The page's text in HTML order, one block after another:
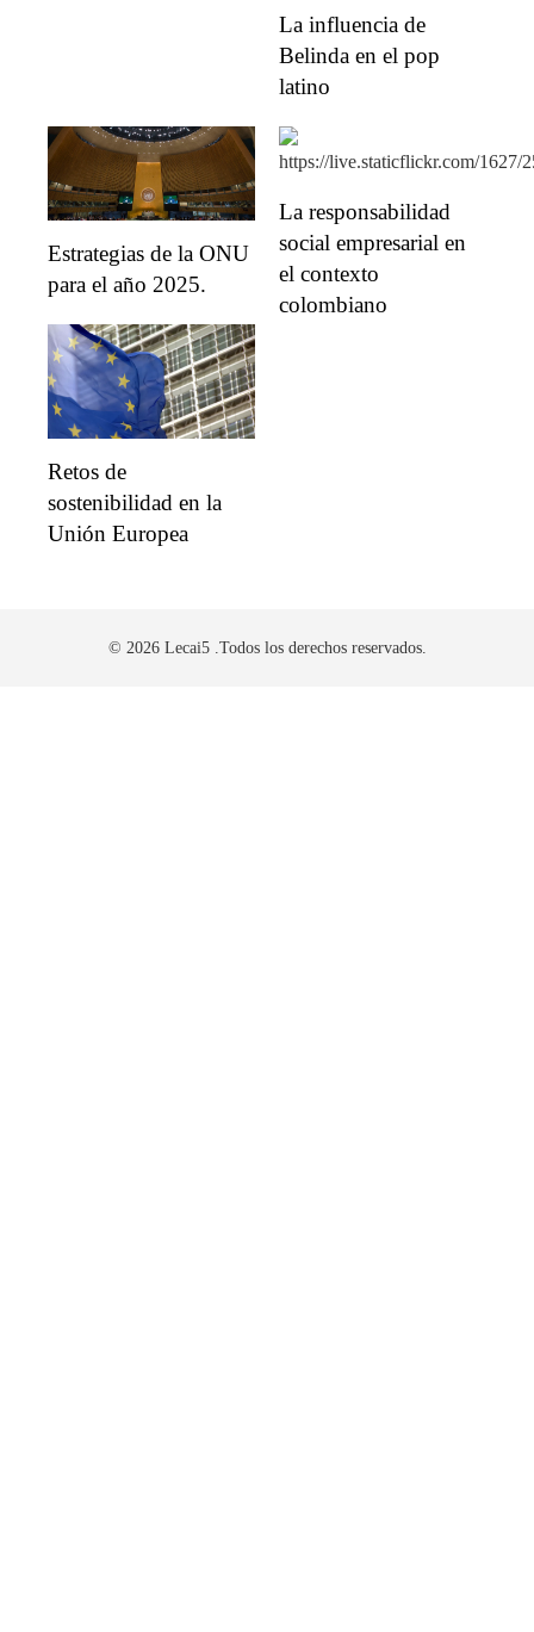
La influencia de
Belinda en el pop
latino
Estrategias de la ONU
para el año 2025.
La responsabilidad
social empresarial en
el contexto
colombiano
Retos de
sostenibilidad en la
Unión Europea
© 2026 Lecai5 .Todos los derechos reservados.